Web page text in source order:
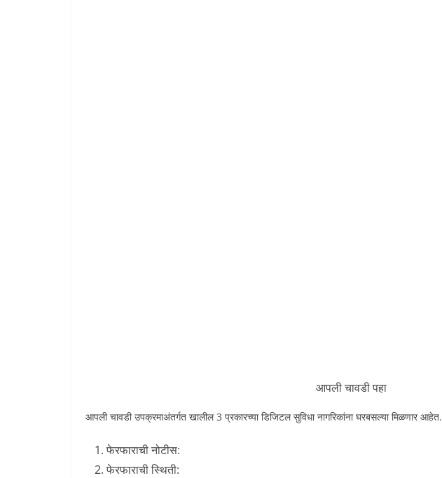
आपली चावडी पहा
आपली चावडी उपक्रमाअंतर्गत खालील 3 प्रकारच्या डिजिटल सुविधा नागरिकांना घरबसल्या मिळणार आहेत.
फेरफाराची नोटीस:
फेरफाराची स्थिती: